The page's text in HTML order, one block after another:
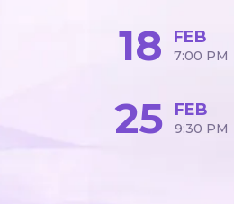
18 FEB
7:00 PM
25 FEB
9:30 PM